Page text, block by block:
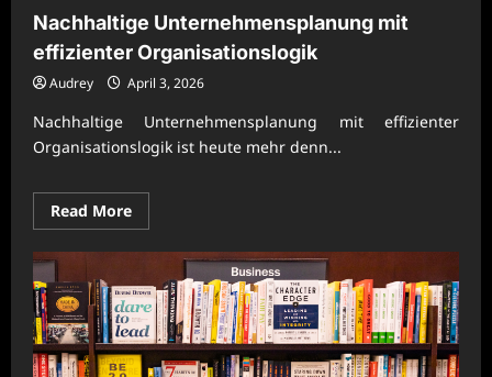
Nachhaltige Unternehmensplanung mit
effizienter Organisationslogik
Audrey April 3, 2026
Nachhaltige Unternehmensplanung mit effizienter
Organisationslogik ist heute mehr denn...
Read MoreRead
more
Nachhaltige
Unternehmensplanung
mit
effizienter
Organisationslogik